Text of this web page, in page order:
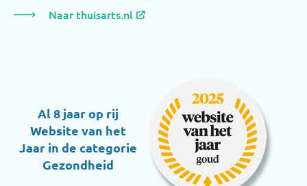
Naar thuisarts.nl
Al 8 jaar op rij
Website van het
Jaar in de categorie
Gezondheid